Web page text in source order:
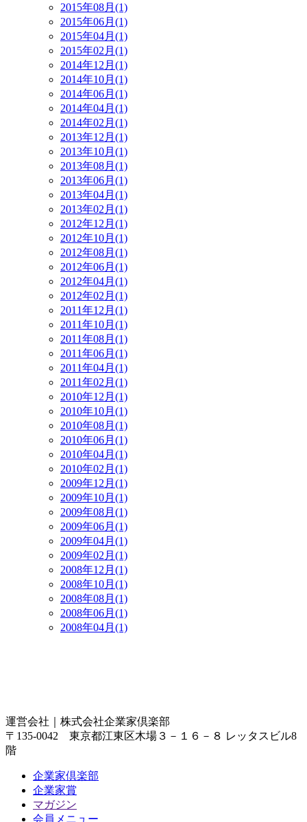
2015年08月(1)
2015年06月(1)
2015年04月(1)
2015年02月(1)
2014年12月(1)
2014年10月(1)
2014年06月(1)
2014年04月(1)
2014年02月(1)
2013年12月(1)
2013年10月(1)
2013年08月(1)
2013年06月(1)
2013年04月(1)
2013年02月(1)
2012年12月(1)
2012年10月(1)
2012年08月(1)
2012年06月(1)
2012年04月(1)
2012年02月(1)
2011年12月(1)
2011年10月(1)
2011年08月(1)
2011年06月(1)
2011年04月(1)
2011年02月(1)
2010年12月(1)
2010年10月(1)
2010年08月(1)
2010年06月(1)
2010年04月(1)
2010年02月(1)
2009年12月(1)
2009年10月(1)
2009年08月(1)
2009年06月(1)
2009年04月(1)
2009年02月(1)
2008年12月(1)
2008年10月(1)
2008年08月(1)
2008年06月(1)
2008年04月(1)
運営会社｜ 株式会社企業家倶楽部
〒135-0042 東京都江東区木場３－１６－８ レッタスビル8
階
企業家倶楽部
企業家賞
マガジン
会員メニュー